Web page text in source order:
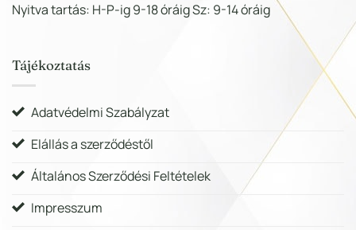
Nyitva tartás: H-P-ig 9-18 óráig Sz: 9-14 óráig
Tájékoztatás
Adatvédelmi Szabályzat
Elállás a szerződéstől
Általános Szerződési Feltételek
Impresszum